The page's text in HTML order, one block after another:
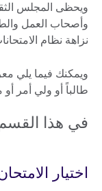
ويحظى المجلس
وأصحاب العمل
نزاهة نظام
ويمكنك فيما يلي
طالباً أو ولي أمر
في هذا
اختيار